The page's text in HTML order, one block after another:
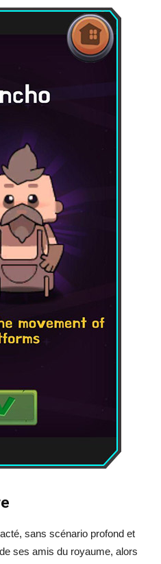
sans scénario profond et
ses amis du royaume, alors